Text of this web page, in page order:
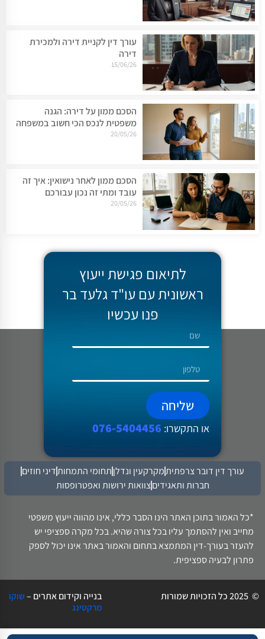
עורך דין לקניית דירה ולמכירת
דירה
15/06/26
הסכם ממון על דירה: הגנה
משפטית לנכס הכי חשוב במשפחה
20/05/26
הסכם ממון לאחר נישואין: איך זה
עובד ומתי זה נכון עבורכם
20/05/26
לתיאום פגישת ייעוץ
ראשונית עם עו"ד גלעד בר
פנו עכשיו
שליחה
או התקשרו:
עורך דין דובר צרפתיתמקרקעין ונדלןתחומי התמחותדיני חוזים
חברות ותאגידיםצוואות ירושות ואפטרופסות
*כל האמור בתוכן האתר הינו הסבר כללי, אינו מהווה ייעוץ משפטי
מחייב ואין להסתמך עליו בכל צורה שהיא. בכל מקרה ספציפי יש
להעזר בעורך-דין המתמצא בתחום והאמור באתר אינו יכול לספק
פתרון לבעיה ספציפית.
© 2025 כל הזכויות שמורות בנייה וקידום אתרים – שוקו
מרקטינג